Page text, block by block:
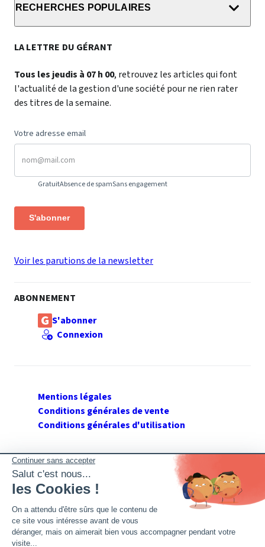
RECHERCHES POPULAIRES
LA LETTRE DU GÉRANT
Tous les jeudis à 07 h 00, retrouvez les articles qui font
l'actualité de la gestion d'une société pour ne rien rater
des titres de la semaine.
Votre adresse email
GratuitAbsence de spamSans engagement
S'abonner
Voir les parutions de la newsletter
ABONNEMENT
S'abonner
Connexion
Mentions légales
Conditions générales de vente
Conditions générales d'utilisation
SUIVEZ GERANT DE SARL
Twitter